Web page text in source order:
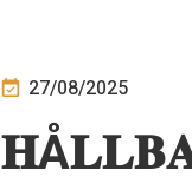
27/08/2025